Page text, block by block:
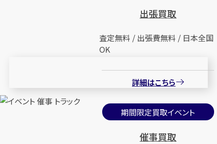
出張買取
査定無料 / 出張費無料 / 日本全国
OK
詳細はこちら
期間限定買取イベント
催事買取